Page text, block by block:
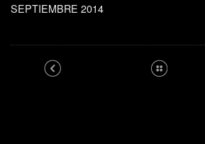
SEPTIEMBRE 2014